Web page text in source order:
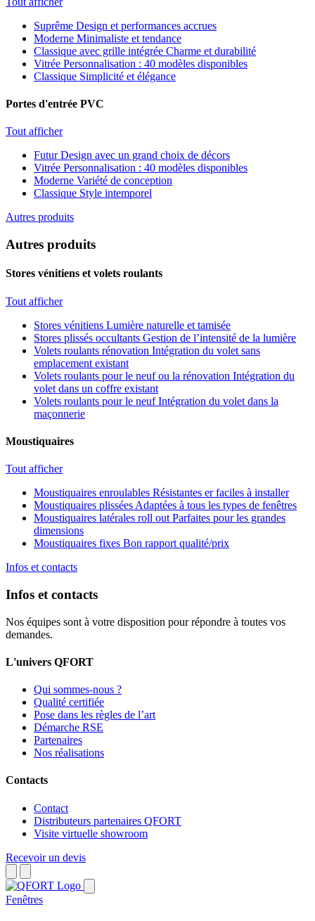
Suprême Design et performances accrues
Moderne Minimaliste et tendance
Classique avec grille intégrée Charme et durabilité
Vitrée Personnalisation : 40 modèles disponibles
Classique Simplicité et élégance
Portes d'entrée PVC
Tout afficher
Futur Design avec un grand choix de décors
Vitrée Personnalisation : 40 modèles disponibles
Moderne Variété de conception
Classique Style intemporel
Autres produits
Autres produits
Stores vénitiens et volets roulants
Tout afficher
Stores vénitiens Lumière naturelle et tamisée
Stores plissés occultants Gestion de l’intensité de la lumière
Volets roulants rénovation Intégration du volet sans
emplacement existant
Volets roulants pour le neuf ou la rénovation Intégration du
volet dans un coffre existant
Volets roulants pour le neuf Intégration du volet dans la
maçonnerie
Moustiquaires
Tout afficher
Moustiquaires enroulables Résistantes er faciles à installer
Moustiquaires plissées Adaptées à tous les types de fenêtres
Moustiquaires latérales roll out Parfaites pour les grandes
dimensions
Moustiquaires fixes Bon rapport qualité/prix
Infos et contacts
Infos et contacts
Nos équipes sont à votre disposition pour répondre à toutes vos
demandes.
L'univers QFORT
Qui sommes-nous ?
Qualité certifiée
Pose dans les règles de l’art
Démarche RSE
Partenaires
Nos réalisations
Contacts
Contact
Distributeurs partenaires QFORT
Visite virtuelle showroom
Recevoir un devis
Fenêtres